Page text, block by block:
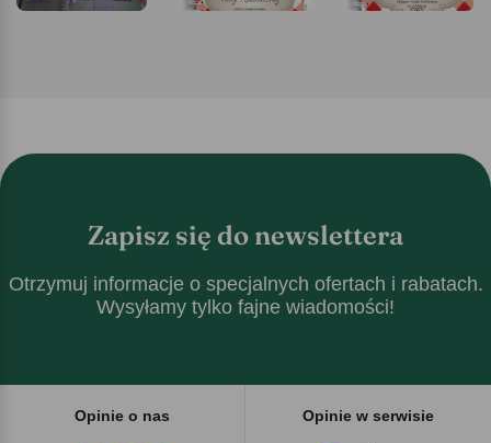
Zapisz się do newslettera
Otrzymuj informacje o specjalnych ofertach i rabatach.
Wysyłamy tylko fajne wiadomości!
Opinie o nas Opinie w serwisie